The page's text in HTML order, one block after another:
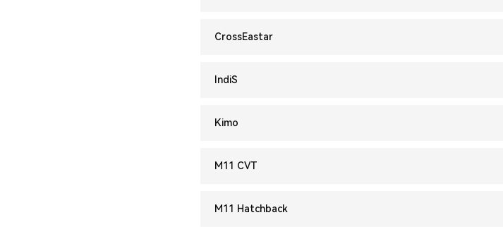
CrossEastar
IndiS
Kimo
M11 CVT
M11 Hatchback